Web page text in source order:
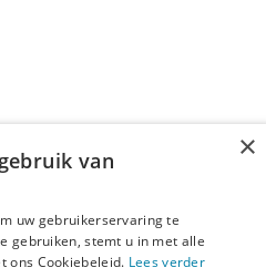
×
van
uw gebruikerservaring te
gebruiken, stemt u in met alle
ons Cookiebeleid. Lees verder